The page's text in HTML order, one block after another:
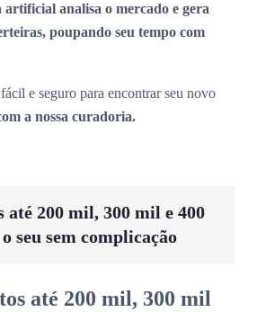
artificial analisa o mercado e gera
poupando seu tempo com
e seguro para encontrar seu novo
a nossa curadoria.
até 200 mil, 300 mil e 400
seu sem complicação
até 200 mil, 300 mil